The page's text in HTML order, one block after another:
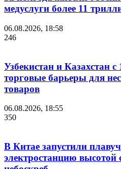
медуслуги более 11
06.08.2026, 18:58
246
Узбекистан и Казахстан с
торговые барьеры для
товаров
06.08.2026, 18:55
350
В Китае запустили
электростанцию высотой